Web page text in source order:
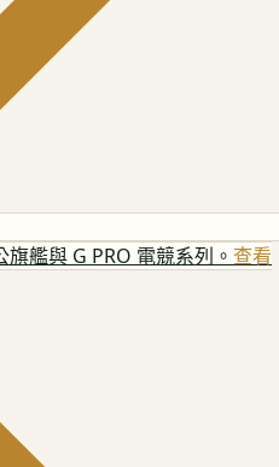
艦與 G PRO 電競系列。 查看